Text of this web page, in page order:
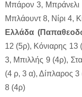
Μπάρον 3, Μπράνελι
Μπλάουντ 8, Νίρι 4,
Ελλάδα
12 (5ρ), Κόνιαρης 13
3, Μπιλλής 9 (4ρ),
(4 ρ, 3 α), Δίπλαρος
8 (4ρ)